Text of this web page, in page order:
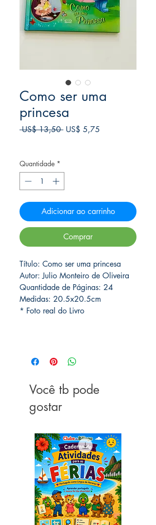
Como ser uma
princesa
US$ 13,50 Preço
US$ 5,75
Quantidade *
Adicionar ao carrinho
Comprar
Título: Como ser uma princesa
Autor: Julio Monteiro de Oliveira
Quantidade de Páginas: 24
Medidas: 20.5x20.5cm
* Foto real do Livro
Você tb pode
gostar